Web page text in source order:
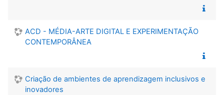
ACD - MÉDIA-ARTE DIGITAL E EXPERIMENTAÇÃO
CONTEMPORÂNEA
Criação de ambientes de aprendizagem inclusivos e
inovadores